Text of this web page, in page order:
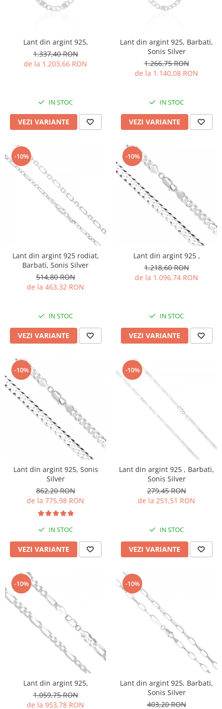
Lant din argint 925,
1.337,40 RON
de la 1.203,66 RON
IN STOC
VEZI VARIANTE
Lant din argint 925, Barbati,
Sonis Silver
1.266,75 RON
de la 1.140,08 RON
IN STOC
VEZI VARIANTE
-10%
Lant din argint 925 rodiat,
Barbati, Sonis Silver
514,80 RON
de la 463,32 RON
IN STOC
VEZI VARIANTE
-10%
Lant din argint 925 ,
1.218,60 RON
de la 1.096,74 RON
IN STOC
VEZI VARIANTE
-10%
Lant din argint 925, Sonis
Silver
862,20 RON
de la 775,98 RON
IN STOC
VEZI VARIANTE
-10%
Lant din argint 925 , Barbati,
Sonis Silver
279,45 RON
de la 251,51 RON
IN STOC
VEZI VARIANTE
-10%
Lant din argint 925,
1.059,75 RON
de la 953,78 RON
-10%
Lant din argint 925, Barbati,
Sonis Silver
403,20 RON